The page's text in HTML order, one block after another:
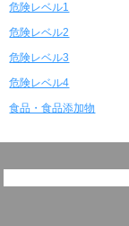
危険レベル1
危険レベル2
危険レベル3
危険レベル4
食品・食品添加物